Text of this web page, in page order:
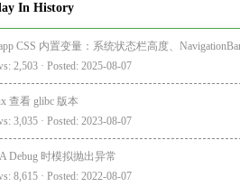
In History
CSS 内置变量：系统状态栏高度、
2,503 · Posted: 2025-08-07
查看 glibc 版本
3,035 · Posted: 2023-08-07
Debug 时模拟抛出异常
8,615 · Posted: 2022-08-07